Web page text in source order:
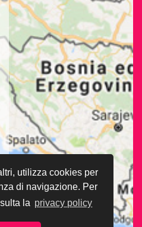
utilizza cookies per
di navigazione. Per
la privacy policy